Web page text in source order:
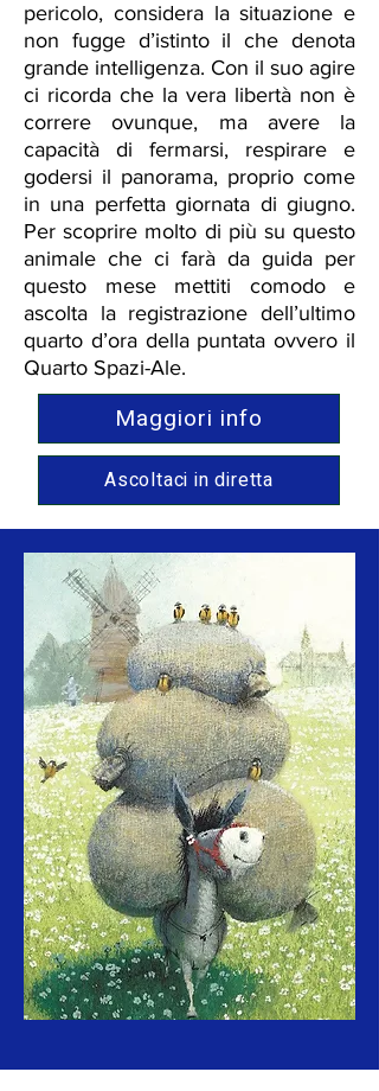
pericolo, considera la situazione e
non fugge d’istinto il che denota
grande intelligenza. Con il suo agire
ci ricorda che la vera libertà non è
correre ovunque, ma avere la
capacità di fermarsi, respirare e
godersi il panorama, proprio come
in una perfetta giornata di giugno.
Per scoprire molto di più su questo
animale che ci farà da guida per
questo mese mettiti comodo e
ascolta la registrazione dell’ultimo
quarto d’ora della puntata ovvero il
Quarto Spazi-Ale.
Maggiori info
Ascoltaci in diretta